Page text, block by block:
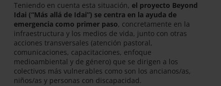
Teniendo en cuenta esta situación, el proyecto Beyond
Idai (“Más allá de Idai”) se centra en la ayuda de
emergencia como primer paso, concretamente en la
infraestructura y los medios de vida, junto con otras
acciones transversales (atención pastoral,
comunicaciones, capacitaciones, enfoque
medioambiental y de género) que se dirigen a los
colectivos más vulnerables como son los ancianos/as,
niños/as y personas con discapacidad.